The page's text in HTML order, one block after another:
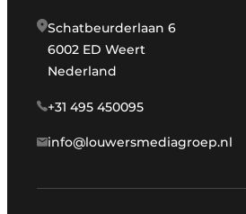
Schatbeurderlaan 6
6002 ED Weert
Nederland
+31 495 450095
info@louwersmediagroep.nl